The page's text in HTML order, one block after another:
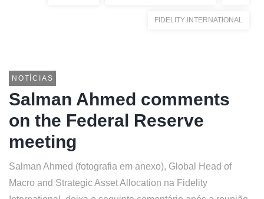
FIDELITY INTERNATIONAL
NOTÍCIAS
Salman Ahmed comments
on the Federal Reserve
meeting
Salman Ahmed (fotografia em anexo), Global Head of
Macro and Strategic Asset Allocation na Fidelity